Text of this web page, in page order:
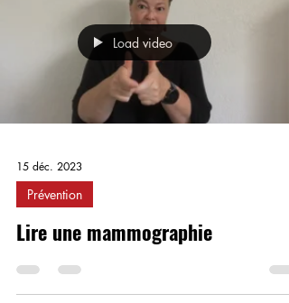
Load video
15 déc. 2023
Prévention
Lire une mammographie